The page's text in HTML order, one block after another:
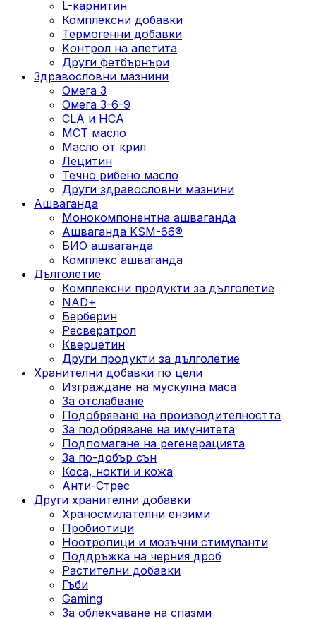
L-карнитин
Комплексни добавки
Термогенни добавки
Kонтрол на апетита
Други фетбърнъри
Здравословни мазнини
Омега 3
Омега 3-6-9
CLA и HCA
МСТ масло
Масло от крил
Лецитин
Течно рибено масло
Други здравословни мазнини
Ашваганда
Монокомпонентна ашваганда
Ашваганда KSM-66®
БИО ашваганда
Комплекс ашваганда
Дълголетие
Комплексни продукти за дълголетие
NAD+
Берберин
Ресвератрол
Кверцетин
Други продукти за дълголетие
Хранителни добавки по цели
Изграждане на мускулна маса
За отслабване
Подобряване на производителността
За подобряване на имунитета
Подпомагане на регенерацията
За по-добър сън
Коса, нокти и кожа
Анти-Стрес
Други хранителни добавки
Храносмилателни ензими
Пробиотици
Ноотропици и мозъчни стимуланти
Поддръжка на черния дроб
Растителни добавки
Гъби
Gaming
За облекчаване на спазми